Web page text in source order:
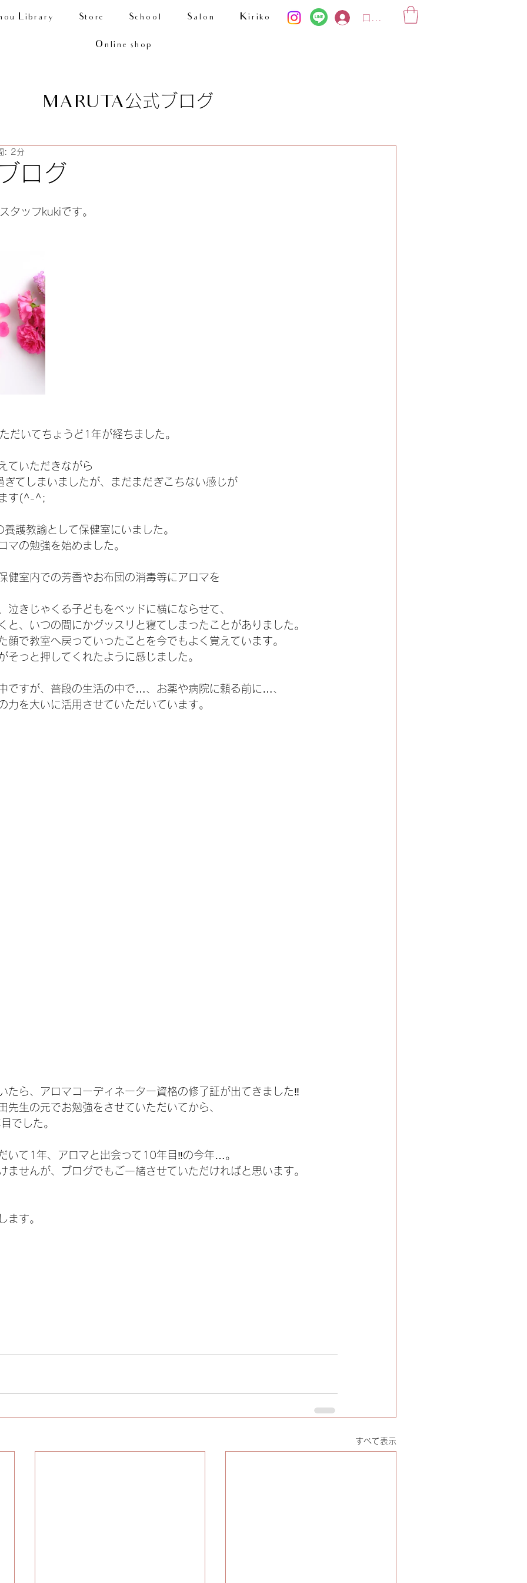
Library Store School Salon Kiriko
Online shop
ログイン
MARUTA公式ブログ
ログ
: 2分
タッフkukiです。
だいてちょうど1年が経ちました。
ていただきながら
てしまいましたが、まだまだぎこちない感じが
す(^-^;
護教諭として保健室にいました。
マの勉強を始めました。
健室内での芳香やお布団の消毒等にアロマを
泣きじゃくる子どもをベッドに横にならせて、
と、いつの間にかグッスリと寝てしまったことがありました。
顔で教室へ戻っていったことを今でもよく覚えています。
そっと押してくれたように感じました。
ですが、普段の生活の中で…、お薬や病院に頼る前に…、
力を大いに活用させていただいています。
たら、アロマコーディネーター資格の修了証が出てきました‼
先生の元でお勉強をさせていただいてから、
でした。
いて1年、アロマと出会って10年目‼の今年…。
ませんが、ブログでもご一緒させていただければと思います。
ます。
すべて表示